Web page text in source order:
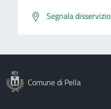
Segnala disservizio
Comune di Pella